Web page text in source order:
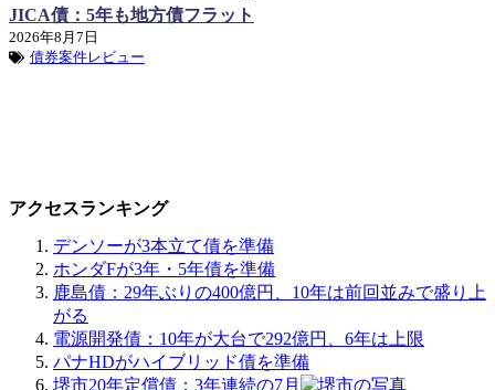
JICA債：5年も地方債フラット
2026年8月7日
債券案件レビュー
アクセスランキング
デンソーが3本立て債を準備
ホンダFが3年・5年債を準備
鹿島債：29年ぶりの400億円、10年は前回並みで盛り上
がる
電源開発債：10年が大台で292億円、6年は上限
パナHDがハイブリッド債を準備
堺市20年定償債：3年連続の7月